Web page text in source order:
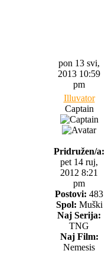
pon 13 svi,
2013 10:59
pm
Illuvator
Captain
Pridružen/a:
pet 14 ruj,
2012 8:21
pm
Postovi: 483
Spol: Muški
Naj Serija:
TNG
Naj Film:
Nemesis